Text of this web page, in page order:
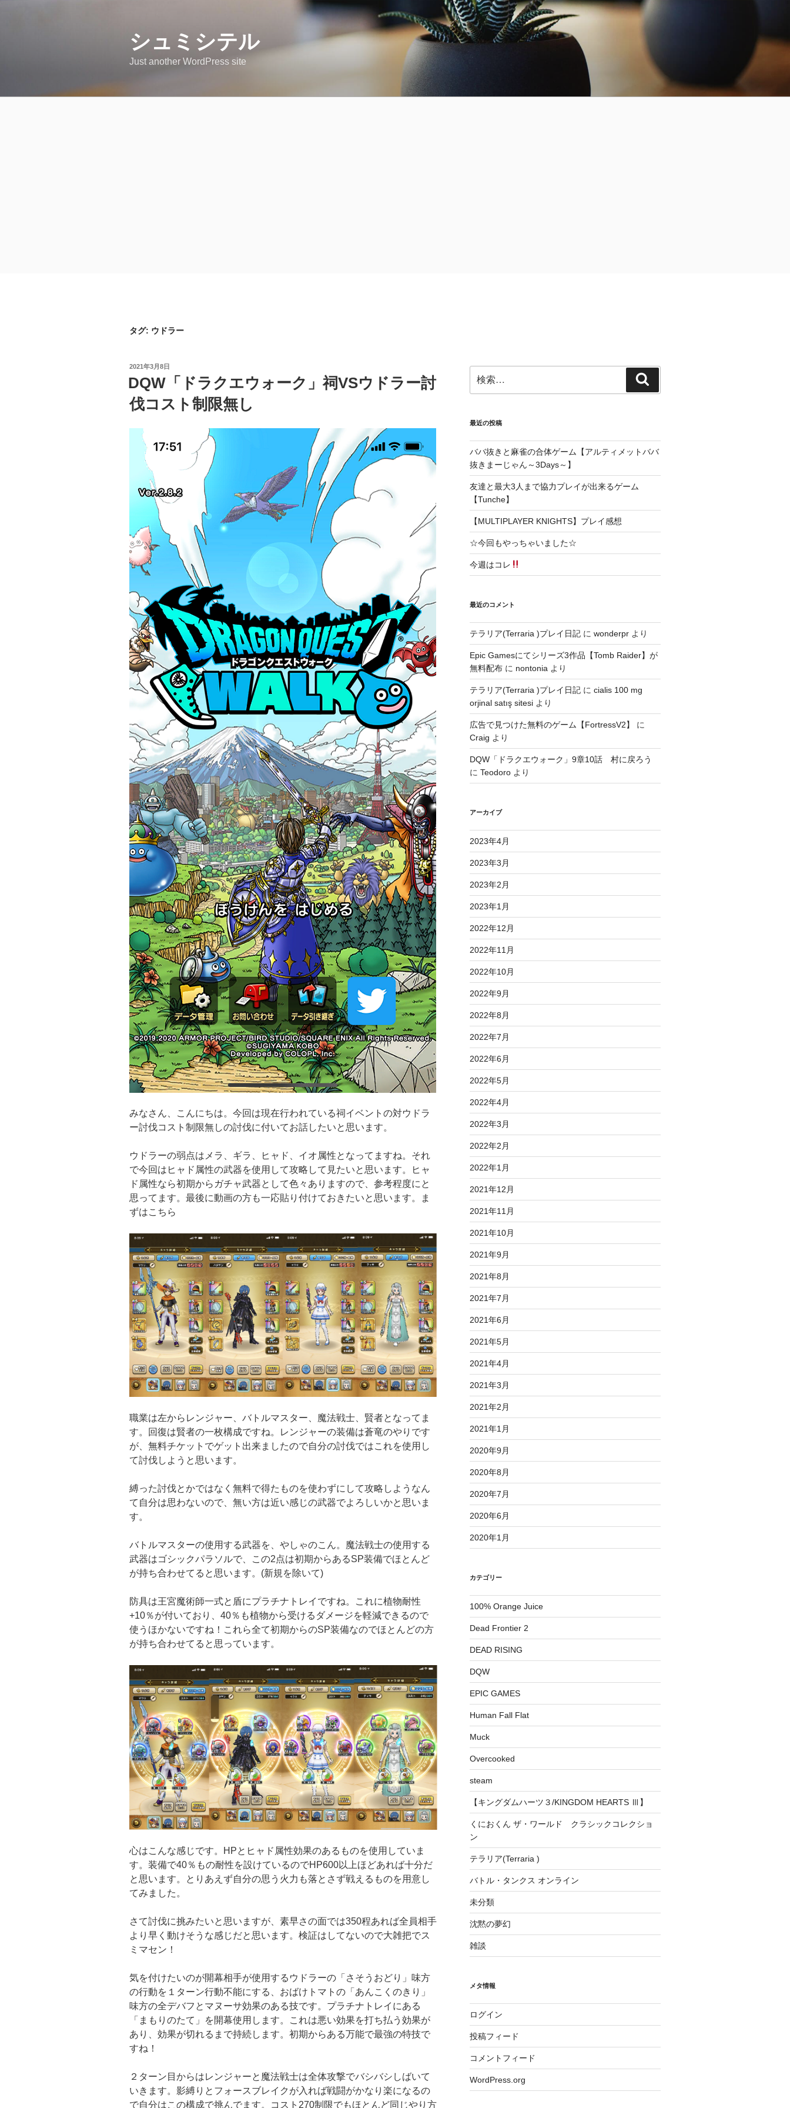
シュミシテル
Just another WordPress site
タグ: ウドラー
投
日:
2021年3月8日
DQW「ドラクエウォーク」祠VSウドラー討
伐コスト制限無し
みなさん、こんにちは。今回は現在行われている祠イベントの対ウドラ
ー討伐コスト制限無しの討伐に付いてお話したいと思います。
ウドラーの弱点はメラ、ギラ、ヒャド、イオ属性となってますね。それ
で今回はヒャド属性の武器を使用して攻略して見たいと思います。ヒャ
ド属性なら初期からガチャ武器として色々ありますので、参考程度にと
思ってます。最後に動画の方も一応貼り付けておきたいと思います。ま
ずはこちら
職業は左からレンジャー、バトルマスター、魔法戦士、賢者となってま
す。回復は賢者の一枚構成ですね。レンジャーの装備は蒼竜のやりです
が、無料チケットでゲット出来ましたので自分の討伐ではこれを使用し
て討伐しようと思います。
縛った討伐とかではなく無料で得たものを使わずにして攻略しようなん
て自分は思わないので、無い方は近い感じの武器でよろしいかと思いま
す。
バトルマスターの使用する武器を、やしゃのこん。魔法戦士の使用する
武器はゴシックパラソルで、この2点は初期からあるSP装備でほとんど
が持ち合わせてると思います。(新規を除いて)
防具は王宮魔術師一式と盾にプラチナトレイですね。これに植物耐性
+10％が付いており、40％も植物から受けるダメージを軽減できるので
使うほかないですね！これら全て初期からのSP装備なのでほとんどの方
が持ち合わせてると思っています。
心はこんな感じです。HPとヒャド属性効果のあるものを使用していま
す。装備で40％もの耐性を設けているのでHP600以上ほどあれば十分だ
と思います。とりあえず自分の思う火力も落とさず戦えるものを用意し
てみました。
さて討伐に挑みたいと思いますが、素早さの面では350程あれば全員相手
より早く動けそうな感じだと思います。検証はしてないので大雑把でス
ミマセン！
気を付けたいのが開幕相手が使用するウドラーの「さそうおどり」味方
の行動を１ターン行動不能にする、おばけトマトの「あんこくのきり」
味方の全デバフとマヌーサ効果のある技です。プラチナトレイにある
「まもりのたて」を開幕使用します。これは悪い効果を打ち払う効果が
あり、効果が切れるまで持続します。初期からある万能で最強の特技で
すね！
２ターン目からはレンジャーと魔法戦士は全体攻撃でバシバシしばいて
いきます。影縛りとフォースブレイクが入れば戦闘がかなり楽になるの
で自分はこの構成で挑んでます。コスト270制限でもほとんど同じやり方
索:
索
最近の投稿
ババ抜きと麻雀の合体ゲーム【アルティメットババ
抜きまーじゃん～3Days～】
友達と最大3人まで協力プレイが出来るゲーム
【Tunche】
【MULTIPLAYER KNIGHTS】プレイ感想
☆今回もやっちゃいました☆
今週はコレ
最近のコメント
テラリア(Terraria )プレイ日記に wonderprより
Epic Gamesにてシリーズ3作品【Tomb Raider】が
無料配布に nontonia より
テラリア(Terraria )プレイ日記に cialis 100 mg
orjinal satış sitesiより
広告で見つけた無料のゲーム【FortressV2】
に
Craig より
DQW「ドラクエウォーク」9章10話 村に戻ろう
に Teodoroより
アーカイブ
2023年4月
2023年3月
2023年2月
2023年1月
2022年12月
2022年11月
2022年10月
2022年9月
2022年8月
2022年7月
2022年6月
2022年5月
2022年4月
2022年3月
2022年2月
2022年1月
2021年12月
2021年11月
2021年10月
2021年9月
2021年8月
2021年7月
2021年6月
2021年5月
2021年4月
2021年3月
2021年2月
2021年1月
2020年9月
2020年8月
2020年7月
2020年6月
2020年1月
カテゴリー
100% Orange Juice
Dead Frontier 2
DEAD RISING
DQW
EPIC GAMES
Human Fall Flat
Muck
Overcooked
steam
【キングダムハーツ３/KINGDOM HEARTS Ⅲ】
くにおくん ザ・ワールド クラシックコレクショ
ン
テラリア(Terraria )
バトル・タンクス オンライン
未分類
沈黙の夢幻
雑談
メタ情報
ログイン
投稿フィード
コメントフィード
WordPress.org